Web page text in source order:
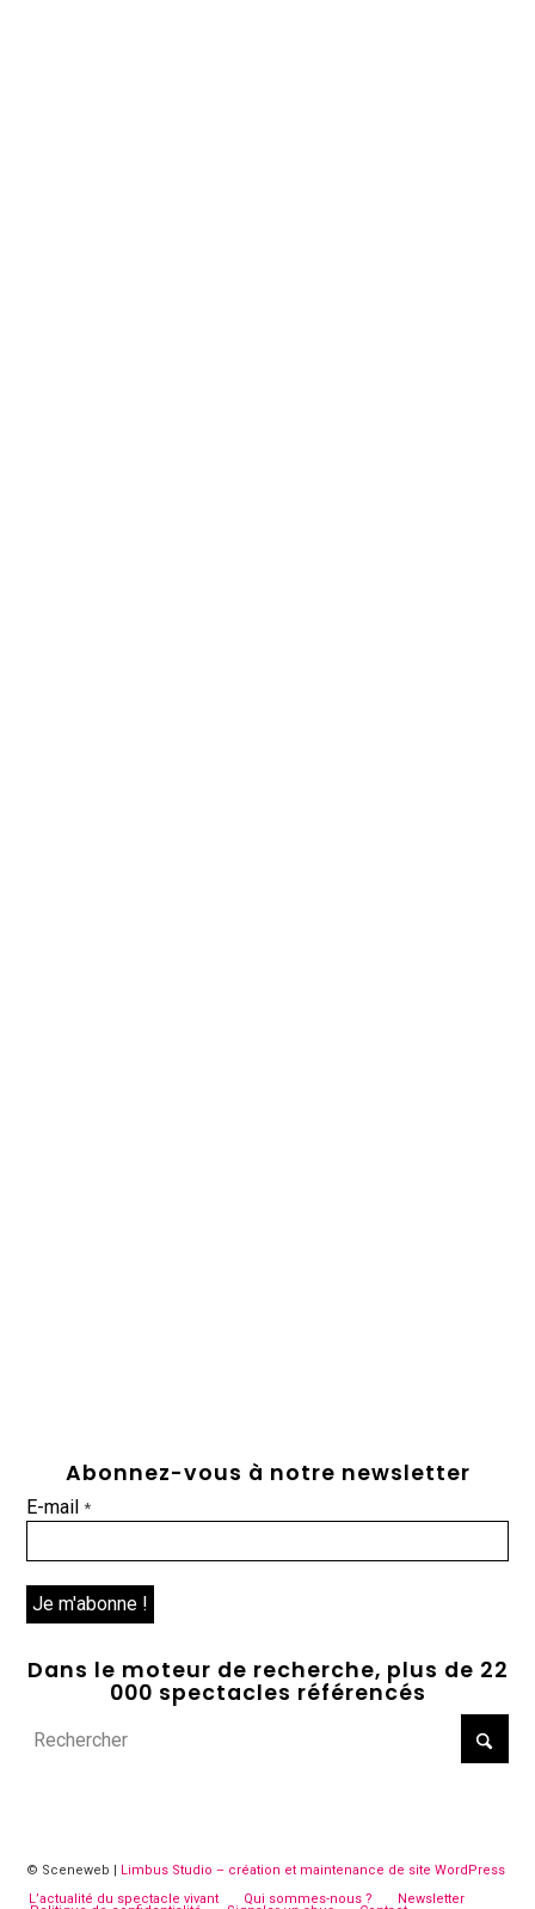
Abonnez-vous à notre newsletter
E-mail*
Dans le moteur de recherche, plus de 22
000 spectacles référencés
© Sceneweb |
Limbus Studio – création et maintenance de site WordPress
L’actualité du spectacle vivant
Qui sommes-nous ? Newsletter